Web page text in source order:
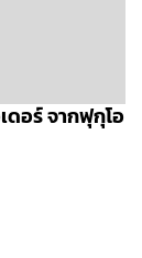
อร์ จากฟุกุโอ